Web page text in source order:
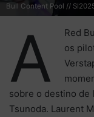
Bull Content Pool //
A
Red
os
sobre o destino de
Tsunoda. Laurent